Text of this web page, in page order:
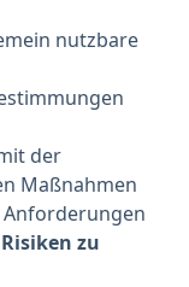
nutzbare
der
Maßnahmen
zu